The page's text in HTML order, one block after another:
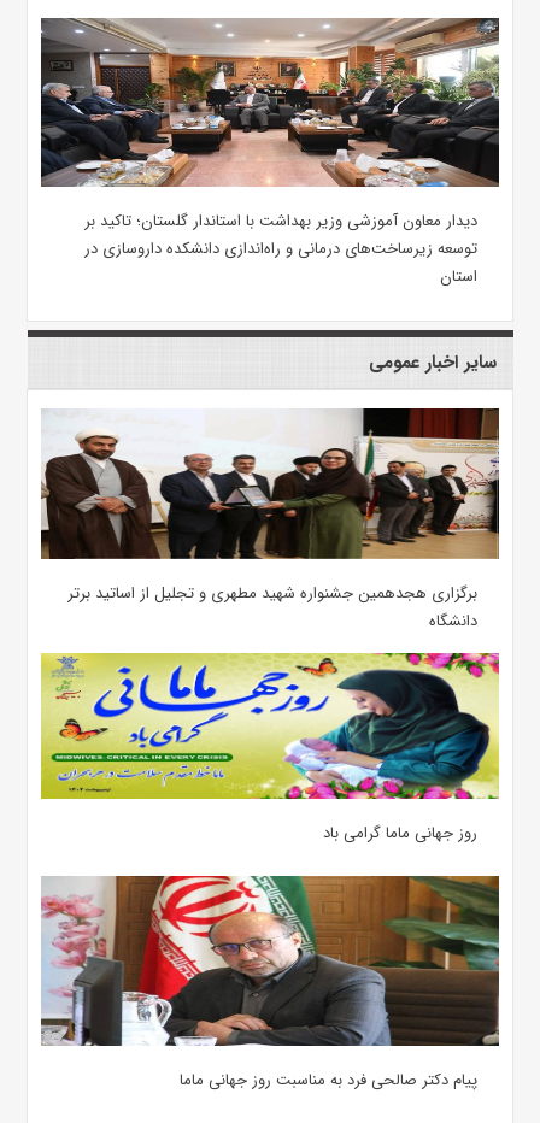
دیدار معاون آموزشی وزیر بهداشت با استاندار گلستان؛ تاکید بر
توسعه زیرساخت‌های درمانی و راه‌اندازی دانشکده داروسازی در
استان
سایر اخبار عمومی
برگزاری هجدهمین جشنواره شهید مطهری و تجلیل از اساتید برتر
دانشگاه
روز جهانی ماما گرامی باد
پیام دکتر صالحی فرد به مناسبت روز جهانی ماما